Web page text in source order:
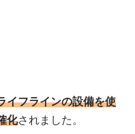
イフラインの設備を使
化されました。